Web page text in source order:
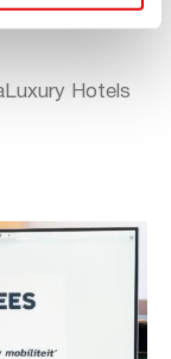
bij
Hotels